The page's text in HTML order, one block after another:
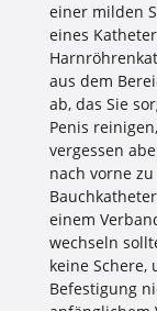
einer milden
eines
aus dem
ab, das Sie
Penis
vergessen
nach vorne
einem
wechseln
keine Schere,
Befestigung